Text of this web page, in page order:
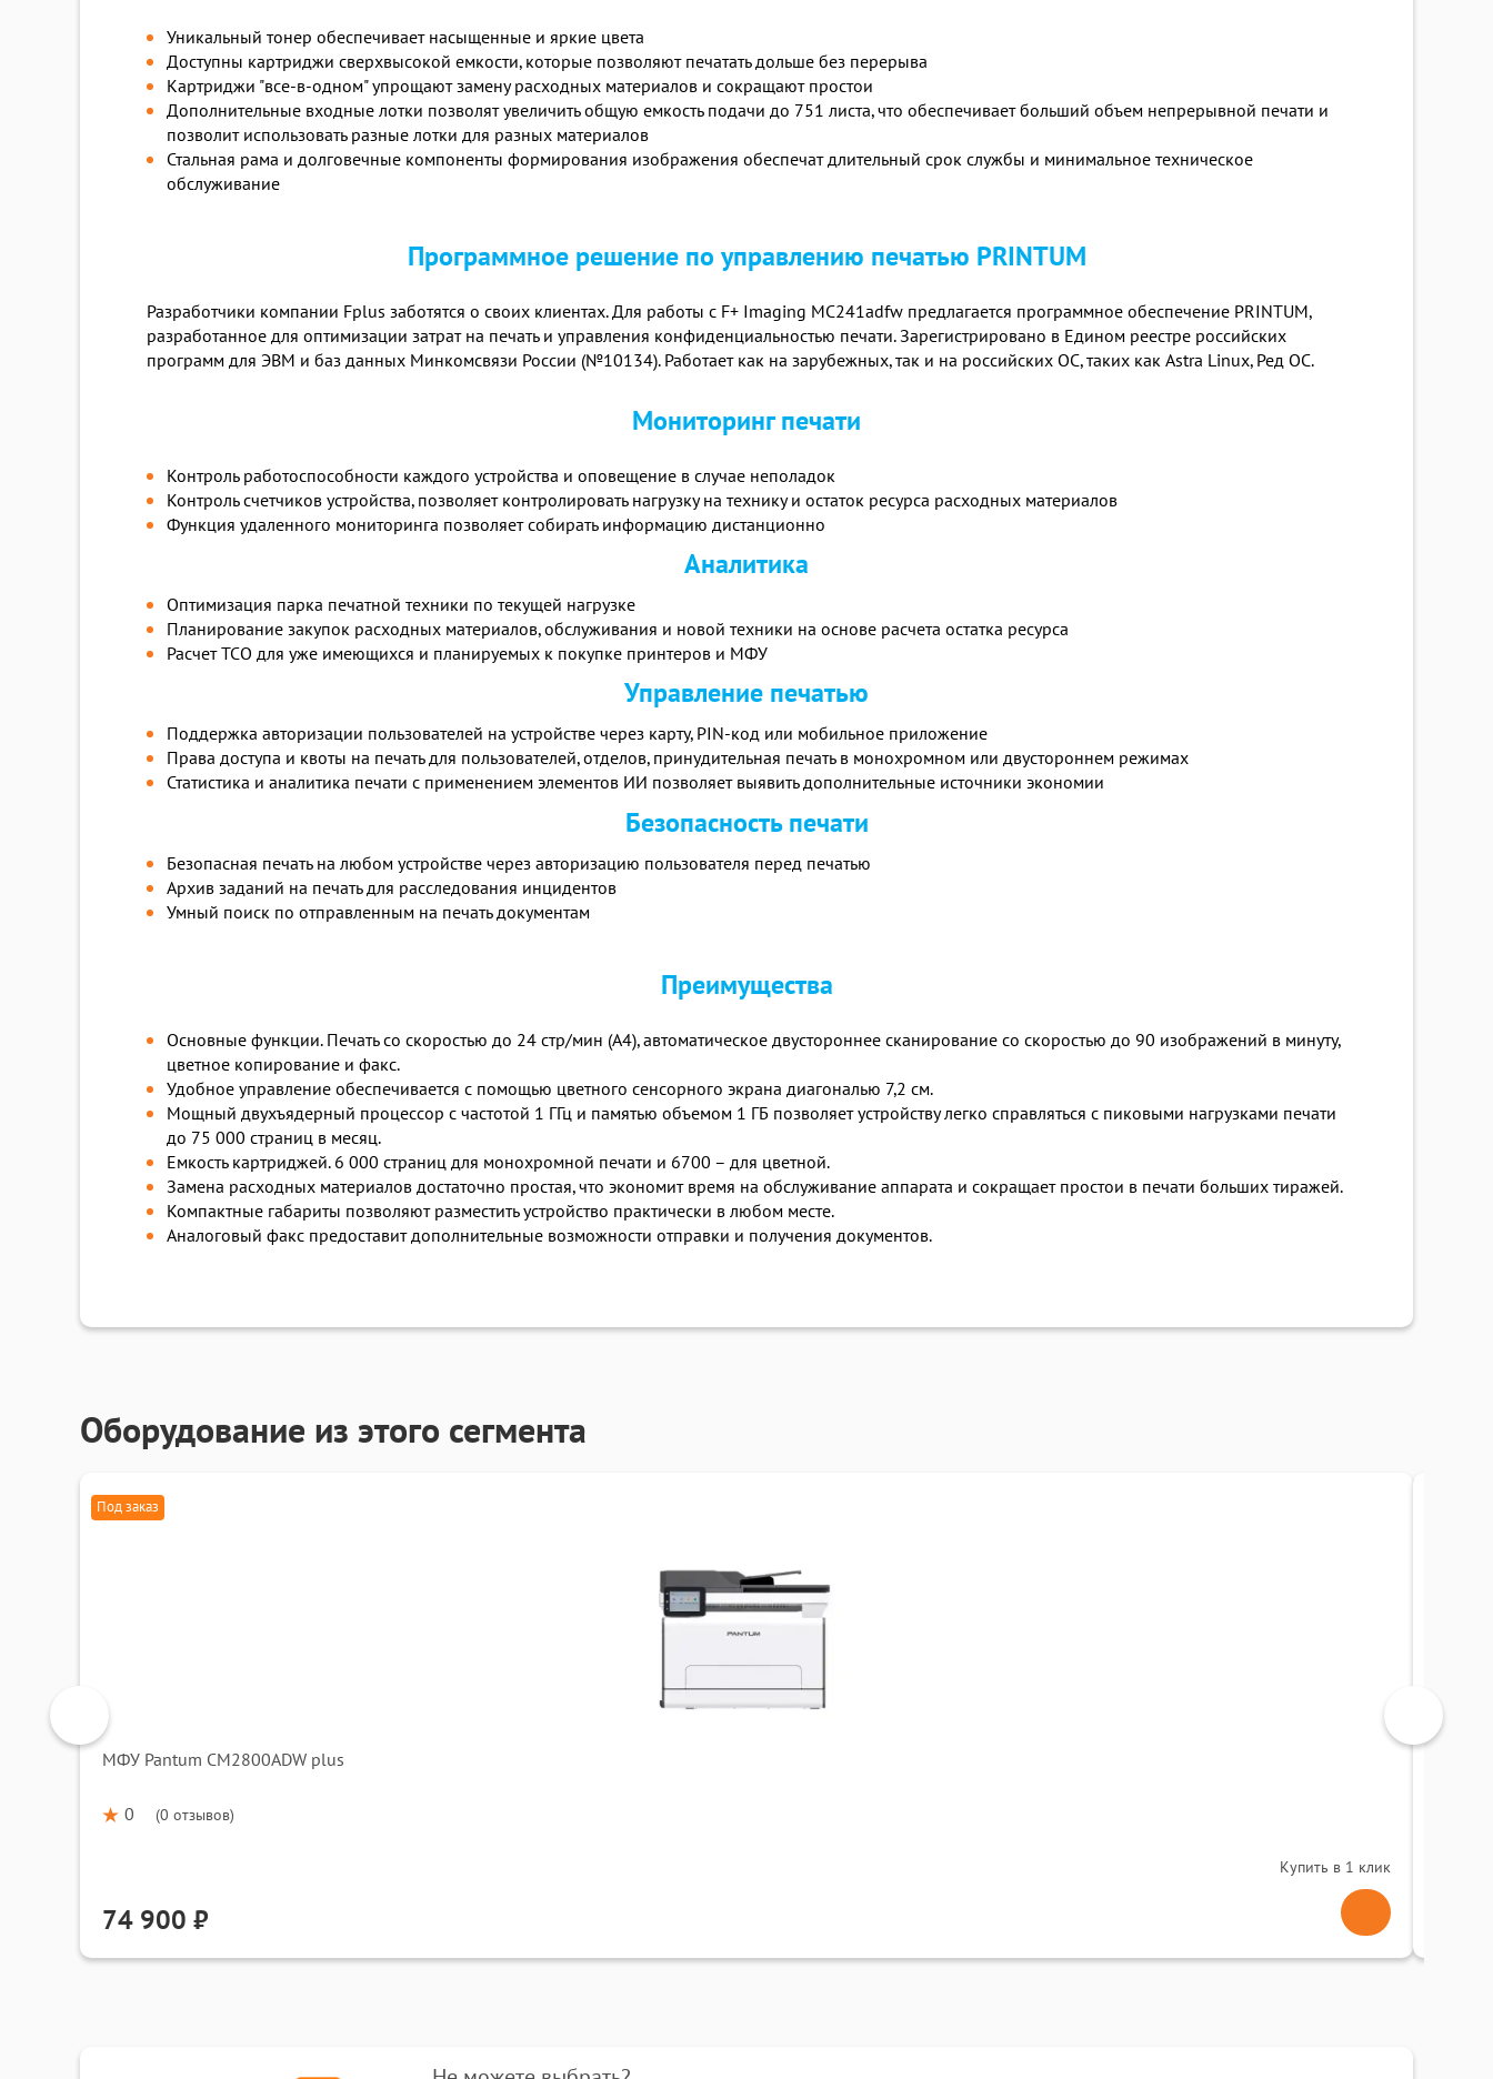
Уникальный тонер обеспечивает насыщенные и яркие цвета
Доступны картриджи сверхвысокой емкости, которые позволяют печатать дольше без перерыва
Картриджи "все-в-одном" упрощают замену расходных материалов и сокращают простои
Дополнительные входные лотки позволят увеличить общую емкость подачи до 751 листа, что обеспечивает больший объем непрерывной печати и
позволит использовать разные лотки для разных материалов
Стальная рама и долговечные компоненты формирования изображения обеспечат длительный срок службы и минимальное техническое
обслуживание
Программное решение по управлению печатью PRINTUM
Разработчики компании Fplus заботятся о своих клиентах. Для работы с F+ Imaging MC241adfw предлагается программное обеспечение PRINTUM,
разработанное для оптимизации затрат на печать и управления конфиденциальностью печати. Зарегистрировано в Едином реестре российских
программ для ЭВМ и баз данных Минкомсвязи России (№10134). Работает как на зарубежных, так и на российских ОС, таких как Astra Linux, Ред ОС.
Мониторинг печати
Контроль работоспособности каждого устройства и оповещение в случае неполадок
Контроль счетчиков устройства, позволяет контролировать нагрузку на технику и остаток ресурса расходных материалов
Функция удаленного мониторинга позволяет собирать информацию дистанционно
Аналитика
Оптимизация парка печатной техники по текущей нагрузке
Планирование закупок расходных материалов, обслуживания и новой техники на основе расчета остатка ресурса
Расчет ТСО для уже имеющихся и планируемых к покупке принтеров и МФУ
Управление печатью
Поддержка авторизации пользователей на устройстве через карту, PIN-код или мобильное приложение
Права доступа и квоты на печать для пользователей, отделов, принудительная печать в монохромном или двустороннем режимах
Статистика и аналитика печати с применением элементов ИИ позволяет выявить дополнительные источники экономии
Безопасность печати
Безопасная печать на любом устройстве через авторизацию пользователя перед печатью
Архив заданий на печать для расследования инцидентов
Умный поиск по отправленным на печать документам
Преимущества
Основные функции. Печать со скоростью до 24 стр/мин (А4), автоматическое двустороннее сканирование со скоростью до 90 изображений в минуту,
цветное копирование и факс.
Удобное управление обеспечивается с помощью цветного сенсорного экрана диагональю 7,2 см.
Мощный двухъядерный процессор с частотой 1 ГГц и памятью объемом 1 ГБ позволяет устройству легко справляться с пиковыми нагрузками печати
до 75 000 страниц в месяц.
Емкость картриджей. 6 000 страниц для монохромной печати и 6700 – для цветной.
Замена расходных материалов достаточно простая, что экономит время на обслуживание аппарата и сокращает простои в печати больших тиражей.
Компактные габариты позволяют разместить устройство практически в любом месте.
Аналоговый факс предоставит дополнительные возможности отправки и получения документов.
Оборудование из этого сегмента
Под заказ
МФУ Pantum CM2800ADW plus
0 (0 отзывов)
Купить в 1 клик
74 900 ₽